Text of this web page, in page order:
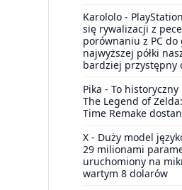
Karololo -
się rywalizacji z
porównaniu z PC do
najwyższej półki
bardziej przystępny
Pika - To
The Legend of
Time Remake
X - Duży model
29 milionami
uruchomiony na
wartym 8 dolarów